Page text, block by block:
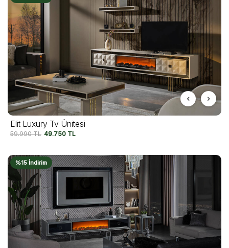
Elit Luxury Tv Ünitesi
59.990TL 49.750 TL
%15 İndirim